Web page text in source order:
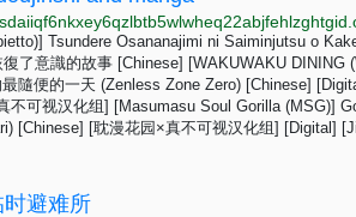
Tsundere Osananajimi ni Saiminjutsu o
了意識的故事 [Chinese] [WAKUWAKU
隨便的一天 (Zenless Zone Zero) [Chinese]
不可视汉化组] [Masumasu Soul Gorilla (MSG)]
[Chinese] [耽漫花园×真不可视汉化组] [Digital]
避难所